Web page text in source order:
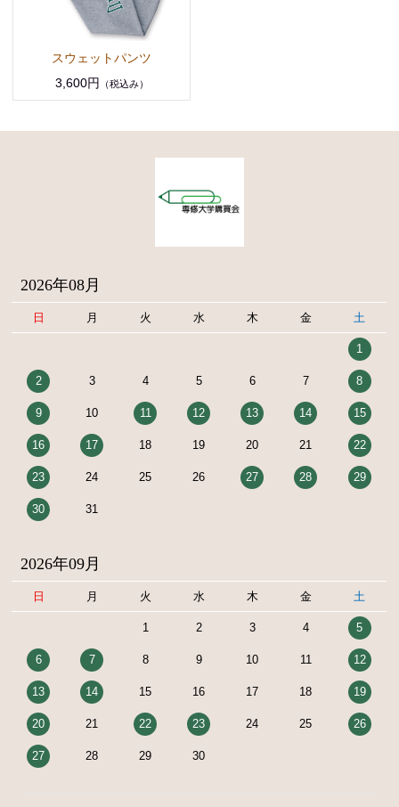
スウェットパンツ
3,600円
（税込み）
2026年08月
日 月 火 水 木 金 土
1
2 3 4 5 6 7 8
9 10 11 12 13 14 15
16 17 18 19 20 21 22
23 24 25 26 27 28 29
30 31
2026年09月
日 月 火 水 木 金 土
1 2 3 4 5
6 7 8 9 10 11 12
13 14 15 16 17 18 19
20 21 22 23 24 25 26
27 28 29 30